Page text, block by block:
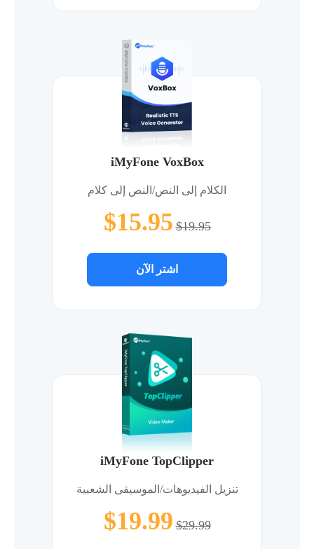
iMyFone VoxBox
الكلام إلى النص/النص إلى كلام
$15.95 $19.95
اشتر الآن
iMyFone TopClipper
تنزيل الفيديوهات/الموسيقى الشعبية
$19.99 $29.99